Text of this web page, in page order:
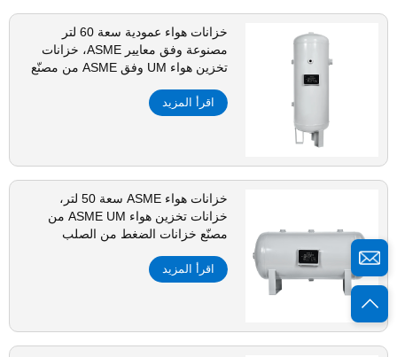
خزانات هواء عمودية سعة 60 لتر
مصنوعة وفق معايير ASME، خزانات
تخزين هواء UM وفق ASME من مصنّع
اقرأ المزيد
خزانات هواء ASME سعة 50 لتر،
خزانات تخزين هواء ASME UM من
مصنّع خزانات الضغط من الصلب
اقرأ المزيد